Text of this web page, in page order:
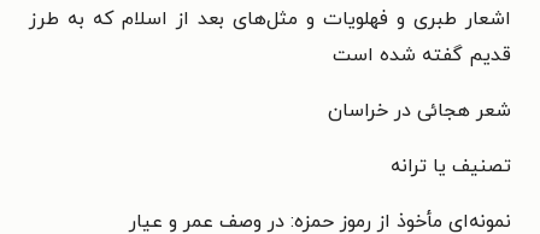
اشعار طبری و فهلویات و مثل‌های بعد از اسلام که به طرز
قدیم گفته شده است
شعر هجائی در خراسان
تصنیف یا ترانه
نمونه‌ای مأخوذ از رموز حمزه: در وصف عمر و عیار